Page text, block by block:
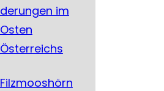
derungen im
Osten
Österreichs
Filzmooshörn